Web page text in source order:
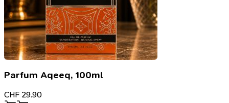
Parfum Aqeeq, 100ml
CHF 29.90